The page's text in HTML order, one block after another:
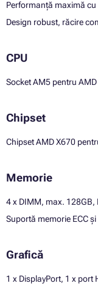
Performanță maximă
Design robust, răcire
CPU
Socket AM5 pentru
Chipset
Chipset AMD X670
Memorie
4 x DIMM, max. 128GB,
Suportă memorie ECC
Grafică
1 x DisplayPort, 1 x port